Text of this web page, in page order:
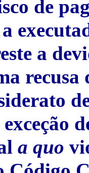
de
a
recusa
a quo